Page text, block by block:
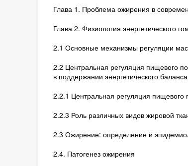
Глава 1. Проблема ожирения в
Глава 2. Физиология энергетического
2.1 Основные механизмы регуляции
2.2 Центральная регуляция пищевого
в поддержании энергетического баланса
2.2.1 Центральная регуляция пищевого
2.2.3 Роль различных видов жировой
2.3 Ожирение: определение и
2.4. Патогенез ожирения